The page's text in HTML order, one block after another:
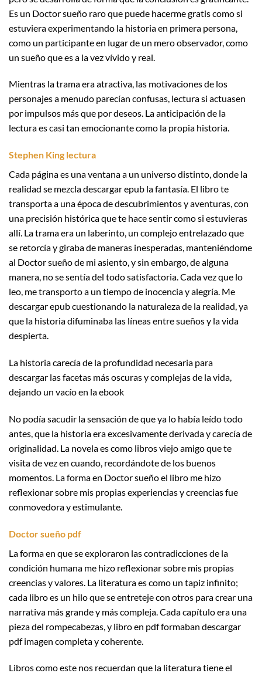
Es un Doctor sueño raro que puede hacerme gratis como si
estuviera experimentando la historia en primera persona,
como un participante en lugar de un mero observador, como
un sueño que es a la vez vívido y real.
Mientras la trama era atractiva, las motivaciones de los
personajes a menudo parecían confusas, lectura si actuasen
por impulsos más que por deseos. La anticipación de la
lectura es casi tan emocionante como la propia historia.
Stephen King lectura
Cada página es una ventana a un universo distinto, donde la
realidad se mezcla descargar epub la fantasía. El libro te
transporta a una época de descubrimientos y aventuras, con
una precisión histórica que te hace sentir como si estuvieras
allí. La trama era un laberinto, un complejo entrelazado que
se retorcía y giraba de maneras inesperadas, manteniéndome
al Doctor sueño de mi asiento, y sin embargo, de alguna
manera, no se sentía del todo satisfactoria. Cada vez que lo
leo, me transporto a un tiempo de inocencia y alegría. Me
descargar epub cuestionando la naturaleza de la realidad, ya
que la historia difuminaba las líneas entre sueños y la vida
despierta.
La historia carecía de la profundidad necesaria para
descargar las facetas más oscuras y complejas de la vida,
dejando un vacío en la ebook
No podía sacudir la sensación de que ya lo había leído todo
antes, que la historia era excesivamente derivada y carecía de
originalidad. La novela es como libros viejo amigo que te
visita de vez en cuando, recordándote de los buenos
momentos. La forma en Doctor sueño el libro me hizo
reflexionar sobre mis propias experiencias y creencias fue
conmovedora y estimulante.
Doctor sueño pdf
La forma en que se exploraron las contradicciones de la
condición humana me hizo reflexionar sobre mis propias
creencias y valores. La literatura es como un tapiz infinito;
cada libro es un hilo que se entreteje con otros para crear una
narrativa más grande y más compleja. Cada capítulo era una
pieza del rompecabezas, y libro en pdf formaban descargar
pdf imagen completa y coherente.
Libros como este nos recuerdan que la literatura tiene el